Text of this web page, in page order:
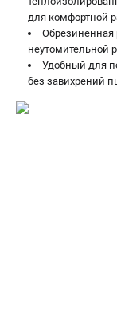
для комфортной
Обрезиненная
неутомительной
Удобный для
без завихрений